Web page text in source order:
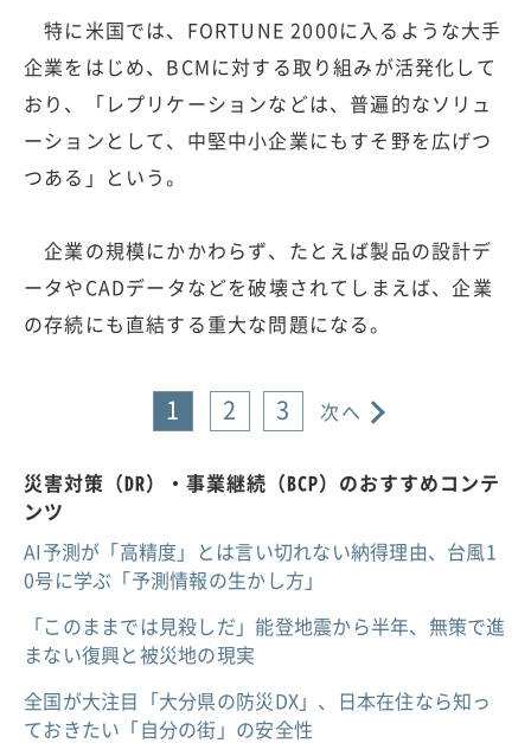
特に米国では、FORTUNE 2000に入るような大手
企業をはじめ、BCMに対する取り組みが活発化して
おり、「レプリケーションなどは、普遍的なソリュ
ーションとして、中堅中小企業にもすそ野を広げつ
つある」という。
企業の規模にかかわらず、たとえば製品の設計デ
ータやCADデータなどを破壊されてしまえば、企業
の存続にも直結する重大な問題になる。
1 2 3 次へ
災害対策（DR）・事業継続（BCP）のおすすめコンテ
ンツ
AI予測が「高精度」とは言い切れない納得理由、台風1
0号に学ぶ「予測情報の生かし方」
「このままでは見殺しだ」能登地震から半年、無策で進
まない復興と被災地の現実
全国が大注目「大分県の防災DX」、日本在住なら知っ
ておきたい「自分の街」の安全性